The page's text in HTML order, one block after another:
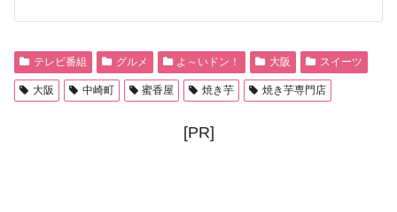
テレビ番組 グルメ よ～いドン！ 大阪 スイーツ
大阪 中崎町 蜜香屋 焼き芋 焼き芋専門店
[PR]